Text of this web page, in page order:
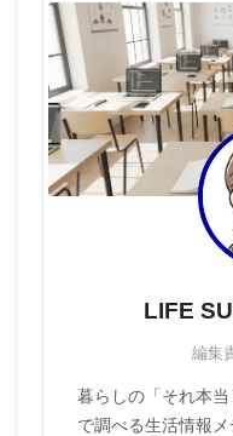
LIFE
編集
暮らしの「それ本
で調べる生活情報メ